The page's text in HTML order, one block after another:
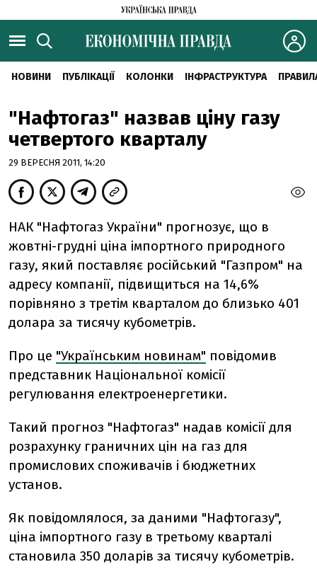
НОВИНИ ПУБЛІКАЦІЇ КОЛОНКИ ІНФРАСТРУКТУРА
"Нафтогаз" назвав ціну газу
четвертого кварталу
29 ВЕРЕСНЯ 2011, 14:20
НАК "Нафтогаз України" прогнозує, що в
жовтні-грудні ціна імпортного природного
газу, який поставляє російський "Газпром" на
адресу компанії, підвищиться на 14,6%
порівняно з третім кварталом до близько 401
долара за тисячу кубометрів.
Про це "Українським новинам" повідомив
представник Національної комісії
регулювання електроенергетики.
Такий прогноз "Нафтогаз" надав комісії для
розрахунку граничних цін на газ для
промислових споживачів і бюджетних
установ.
Як повідомлялося, за даними "Нафтогазу",
ціна імпортного газу в третьому кварталі
становила 350 доларів за тисячу кубометрів.